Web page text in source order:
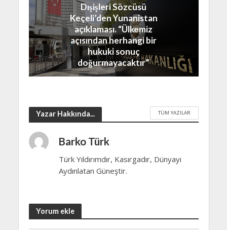
Dışişleri Sözcüsü
Keçeli’den Yunanistan
açıklaması. “Ülkemiz
açısından herhangi bir
hukuki sonuç
doğurmayacaktır”
Yazar Hakkında... TÜM YAZILAR
Barko Türk
Türk Yıldırımdır, Kasırgadır, Dünyayı
Aydınlatan Güneştir.
Yorum ekle